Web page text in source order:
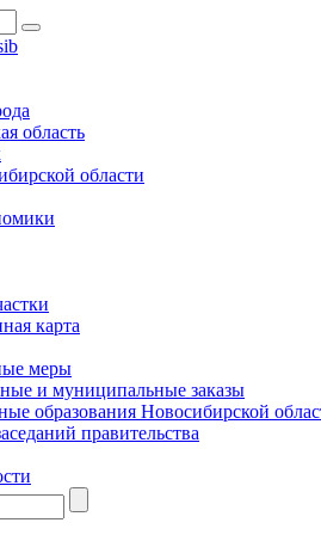
область
области
карта
меры
и муниципальные заказы
образования Новосибирской
правительства